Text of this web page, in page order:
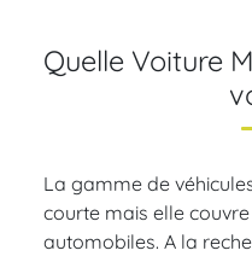
Quelle Voiture
La gamme de
courte mais elle
automobiles. A la